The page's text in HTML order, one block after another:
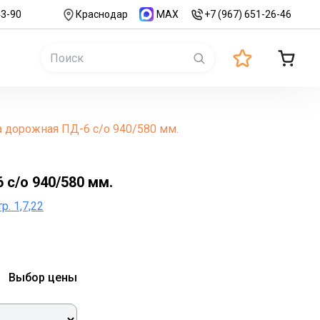
90 Краснодар MAX +7 (967) 651-26-46
дорожная ПД-6 с/о 940/580 мм.
о 940/580 мм.
1,7,22
Выбор цены